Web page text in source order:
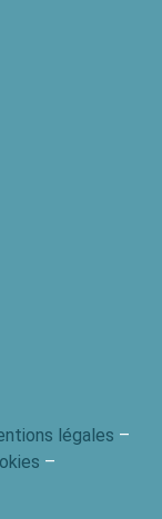
légales –
–